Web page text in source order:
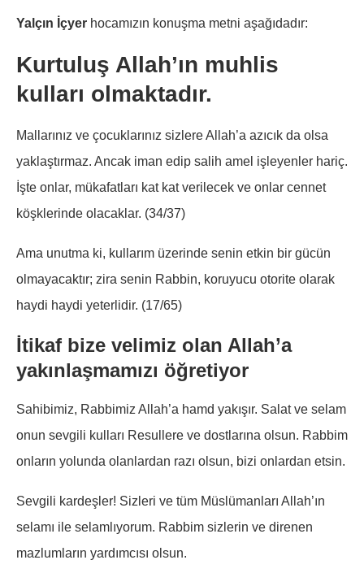
Yalçın İçyer hocamızın konuşma metni aşağıdadır:
Kurtuluş Allah’ın muhlis
kulları olmaktadır.
Mallarınız ve çocuklarınız sizlere Allah’a azıcık da olsa
yaklaştırmaz. Ancak iman edip salih amel işleyenler hariç.
İşte onlar, mükafatları kat kat verilecek ve onlar cennet
köşklerinde olacaklar. (34/37)
Ama unutma ki, kullarım üzerinde senin etkin bir gücün
olmayacaktır; zira senin Rabbin, koruyucu otorite olarak
haydi haydi yeterlidir. (17/65)
İtikaf bize velimiz olan Allah’a
yakınlaşmamızı öğretiyor
Sahibimiz, Rabbimiz Allah’a hamd yakışır. Salat ve selam
onun sevgili kulları Resullere ve dostlarına olsun. Rabbim
onların yolunda olanlardan razı olsun, bizi onlardan etsin.
Sevgili kardeşler! Sizleri ve tüm Müslümanları Allah’ın
selamı ile selamlıyorum. Rabbim sizlerin ve direnen
mazlumların yardımcısı olsun.